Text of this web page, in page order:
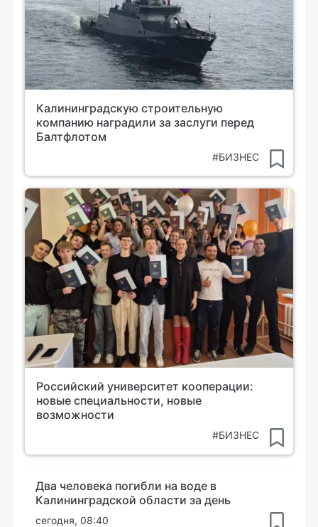
Калининградскую строительную
компанию наградили за заслуги перед
Балтфлотом
#БИЗНЕС
Российский университет кооперации:
новые специальности, новые
возможности
#БИЗНЕС
Два человека погибли на воде в
Калининградской области за день
сегодня, 08:40